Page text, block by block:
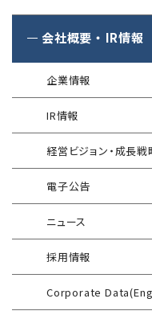
プレリミナリーサーベイ
「サプライチェーン強
運用開始に備えた事
インシデント対応訓練
インシデント対応訓練
情報セキュリティリス
FISCガイドライン準
アタックサーフェス調査
SQAT with Swift
Managed Security
WAF運用
G-MDR
インターネット分離クラ
SIEM運用／分析
Splunk自動遮断連携
エンドポイントセキュ
Security-First Aidサ
SQAT セキュリティレ
SQAT®情報セキュリ
導入事例
技術情報／コラム
会社概要 ・ IR情報
企業情報
IR情報
経営ビジョン・成長戦
電子公告
ニュース
採用情報
Corporate